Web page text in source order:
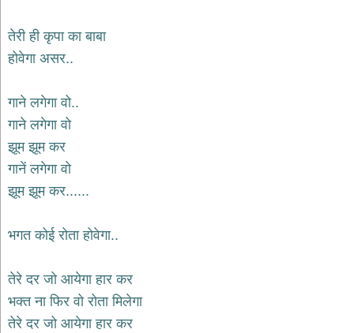
तेरी ही कृपा का बाबा
होवेगा असर..
गाने लगेगा वो..
गाने लगेगा वो
झूम झूम कर
गानें लगेगा वो
झूम झूम कर......
भगत कोई रोता होवेगा..
तेरे दर जो आयेगा हार कर
भक्त ना फिर वो रोता मिलेगा
तेरे दर जो आयेगा हार कर